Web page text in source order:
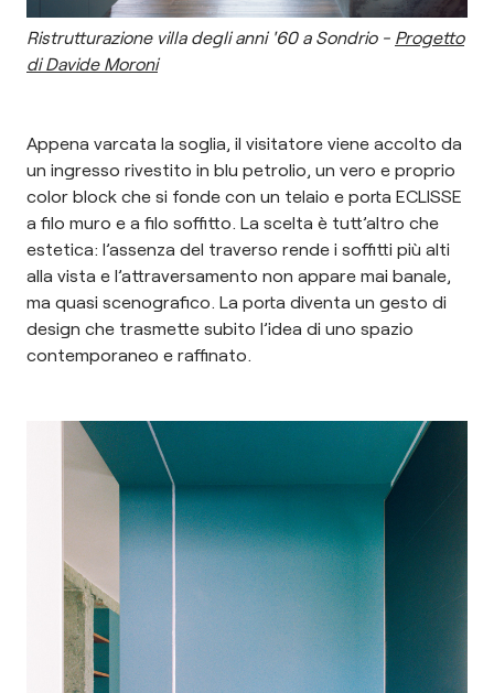
Ristrutturazione villa degli anni '60 a Sondrio - Progetto
di Davide Moroni
Appena varcata la soglia, il visitatore viene accolto da
un ingresso rivestito in blu petrolio, un vero e proprio
color block che si fonde con un telaio e porta ECLISSE
a filo muro e a filo soffitto. La scelta è tutt’altro che
estetica: l’assenza del traverso rende i soffitti più alti
alla vista e l’attraversamento non appare mai banale,
ma quasi scenografico. La porta diventa un gesto di
design che trasmette subito l’idea di uno spazio
contemporaneo e raffinato.